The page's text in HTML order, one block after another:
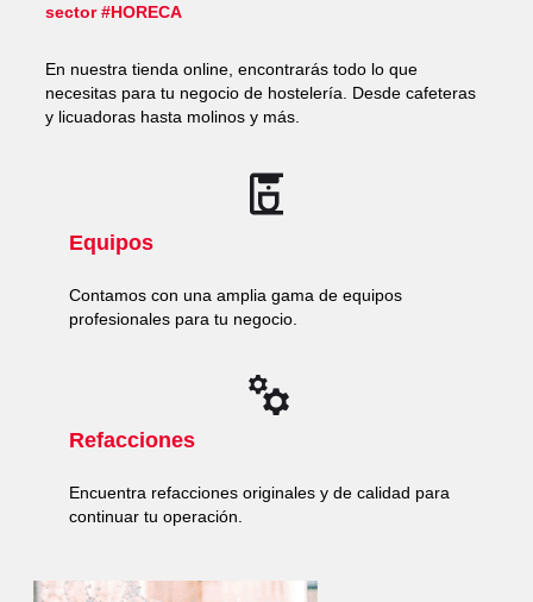
sector #HORECA
En nuestra tienda online, encontrarás todo lo que
necesitas para tu negocio de hostelería. Desde cafeteras
y licuadoras hasta molinos y más.
Equipos
Contamos con una amplia gama de equipos
profesionales para tu negocio.
Refacciones
Encuentra refacciones originales y de calidad para
continuar tu operación.